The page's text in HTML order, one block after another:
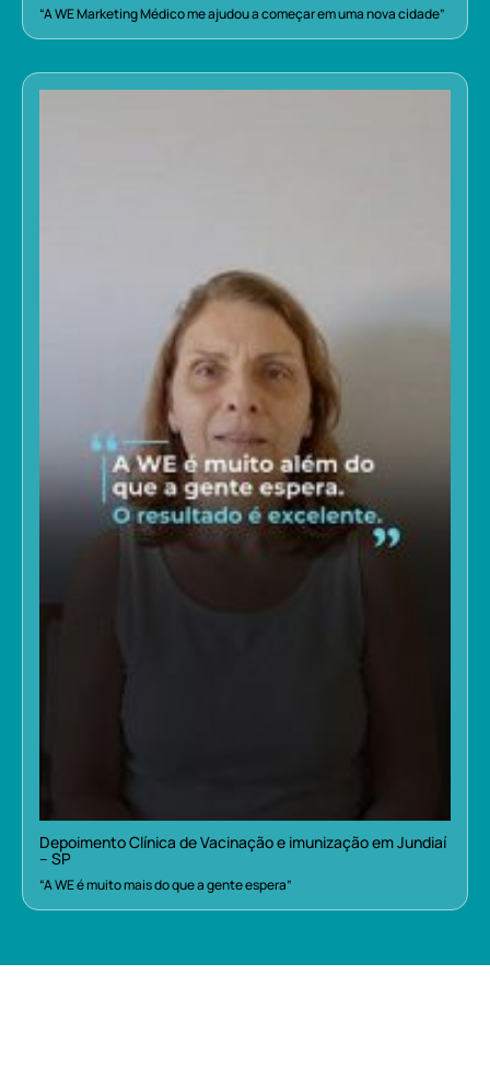
“A WE Marketing Médico me ajudou a começar em uma nova cidade”
Depoimento Clínica de Vacinação e imunização em Jundiaí
– SP
“A WE é muito mais do que a gente espera”